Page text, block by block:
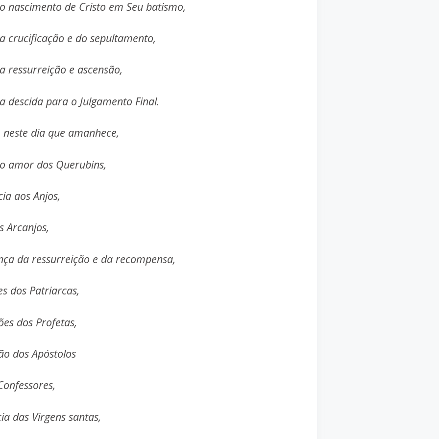
nascimento de Cristo em Seu batismo,
crucificação e do sepultamento,
ressurreição e ascensão,
descida para o Julgamento Final.
dia que amanhece,
amor dos Querubins,
aos Anjos,
Arcanjos,
da ressurreição e da recompensa,
dos Patriarcas,
dos Profetas,
dos Apóstolos
das Virgens santas,